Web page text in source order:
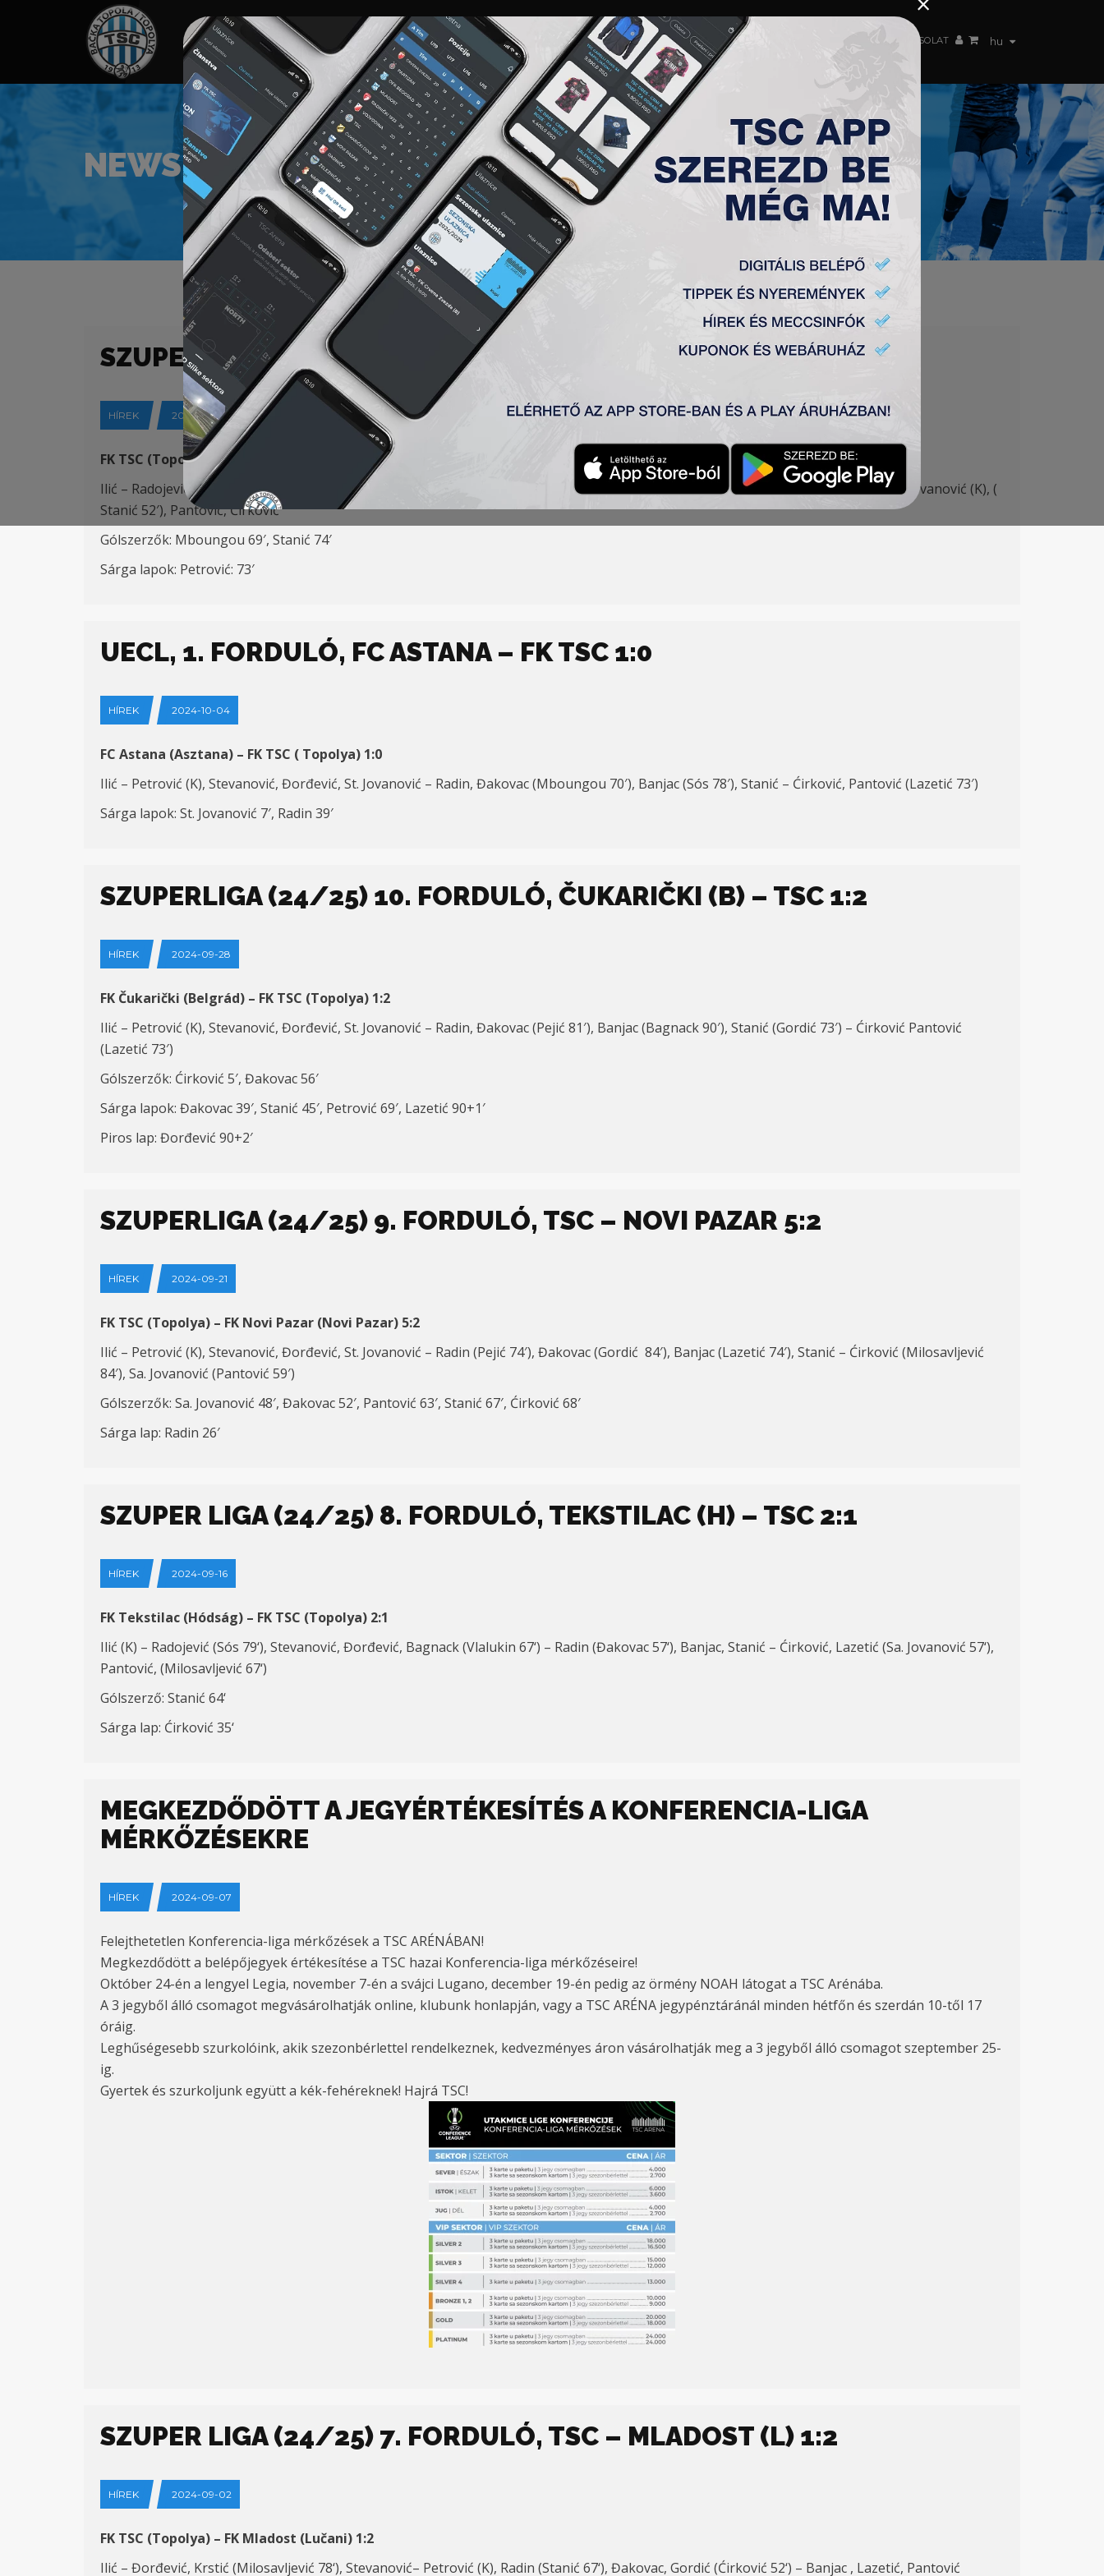
hu
HOME TÁMOGATÓK NEWS GALÉRIA „A” CSAPAT TAGSÁG JEGYEK AKKREDITÁCIÓ KLUB AKADÉMIA NŐI CSAPAT KAPCSOLAT
NEWS
SZUPERLIGA (24/25) 11. FORDULÓ, TSC – JEDINSTVO 2:0
HÍREK 2024-10-07
FK TSC (Topolya) – FK Jedinstvo (Ub) 2:0
Ilić – Radojević (Petrović 73′) Bagnack, Capan, Krstić (Radin 73′) – Milosavljević (Mboungou 52′), Pejić (St. Jovanović 73′), Banjac – Sa. Jovanović (K), (
Stanić 52′), Pantović, Ćirković
Gólszerzők: Mboungou 69′, Stanić 74′
Sárga lapok: Petrović: 73′
UECL, 1. FORDULÓ, FC ASTANA – FK TSC 1:0
HÍREK 2024-10-04
FC Astana (Asztana) – FK TSC ( Topolya) 1:0
Ilić – Petrović (K), Stevanović, Đorđević, St. Jovanović – Radin, Đakovac (Mboungou 70′), Banjac (Sós 78′), Stanić – Ćirković, Pantović (Lazetić 73′)
Sárga lapok: St. Jovanović 7′, Radin 39′
SZUPERLIGA (24/25) 10. FORDULÓ, ČUKARIČKI (B) – TSC 1:2
HÍREK 2024-09-28
FK Čukarički (Belgrád) – FK TSC (Topolya) 1:2
Ilić – Petrović (K), Stevanović, Đorđević, St. Jovanović – Radin, Đakovac (Pejić 81′), Banjac (Bagnack 90′), Stanić (Gordić 73′) – Ćirković Pantović
(Lazetić 73′)
Gólszerzők: Ćirković 5′, Đakovac 56′
Sárga lapok: Đakovac 39′, Stanić 45′, Petrović 69′, Lazetić 90+1′
Piros lap: Đorđević 90+2′
SZUPERLIGA (24/25) 9. FORDULÓ, TSC – NOVI PAZAR 5:2
HÍREK 2024-09-21
FK TSC (Topolya) – FK Novi Pazar (Novi Pazar) 5:2
Ilić – Petrović (K), Stevanović, Đorđević, St. Jovanović – Radin (Pejić 74′), Đakovac (Gordić 84′), Banjac (Lazetić 74′), Stanić – Ćirković (Milosavljević
84′), Sa. Jovanović (Pantović 59′)
Gólszerzők: Sa. Jovanović 48′, Đakovac 52′, Pantović 63′, Stanić 67′, Ćirković 68′
Sárga lap: Radin 26′
SZUPER LIGA (24/25) 8. FORDULÓ, TEKSTILAC (H) – TSC 2:1
HÍREK 2024-09-16
FK Tekstilac (Hódság) – FK TSC (Topolya) 2:1
Ilić (K) – Radojević (Sós 79‘), Stevanović, Đorđević, Bagnack (Vlalukin 67‘) – Radin (Đakovac 57‘), Banjac, Stanić – Ćirković, Lazetić (Sa. Jovanović 57‘),
Pantović, (Milosavljević 67‘)
Gólszerző: Stanić 64‘
Sárga lap: Ćirković 35‘
MEGKEZDŐDÖTT A JEGYÉRTÉKESÍTÉS A KONFERENCIA-LIGA
MÉRKŐZÉSEKRE
HÍREK 2024-09-07
Felejthetetlen Konferencia-liga mérkőzések a TSC ARÉNÁBAN!
Megkezdődött a belépőjegyek értékesítése a TSC hazai Konferencia-liga mérkőzéseire!
Október 24-én a lengyel Legia, november 7-én a svájci Lugano, december 19-én pedig az örmény NOAH látogat a TSC Arénába.
А 3 jegyből álló csomagot megvásárolhatják online, klubunk honlapján, vagy a TSC ARÉNA jegypénztáránál minden hétfőn és szerdán 10-től 17
óráig.
Leghűségesebb szurkolóink, akik szezonbérlettel rendelkeznek, kedvezményes áron vásárolhatják meg a 3 jegyből álló csomagot szeptember 25-
ig.
Gyertek és szurkoljunk együtt a kék-fehéreknek! Hajrá TSC!
SZUPER LIGA (24/25) 7. FORDULÓ, TSC – MLADOST (L) 1:2
HÍREK 2024-09-02
FK TSC (Topolya) – FK Mladost (Lučani) 1:2
Ilić – Đorđević, Krstić (Milosavljević 78‘), Stevanović– Petrović (K), Radin (Stanić 67‘), Đakovac, Gordić (Ćirković 52‘) – Banjac , Lazetić, Pantović